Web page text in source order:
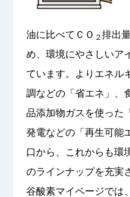
油に比べてＣＯ ２ 排出
め、環境にやさしいア
ています。よりエネル
調などの「省エネ」、
品添加物ガスを使った
発電などの「再生可能
口から、これからも環
のラインナップを充実
谷酸素マイページでは